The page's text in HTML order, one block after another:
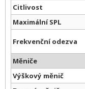
Citlivost
Maximální SPL
Frekvenční odezva
Měniče
Výškový měnič